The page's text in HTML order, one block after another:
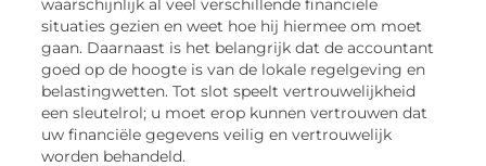
waarschijnlijk al veel verschillende financiële
situaties gezien en weet hoe hij hiermee om moet
gaan. Daarnaast is het belangrijk dat de accountant
goed op de hoogte is van de lokale regelgeving en
belastingwetten. Tot slot speelt vertrouwelijkheid
een sleutelrol; u moet erop kunnen vertrouwen dat
uw financiële gegevens veilig en vertrouwelijk
worden behandeld.